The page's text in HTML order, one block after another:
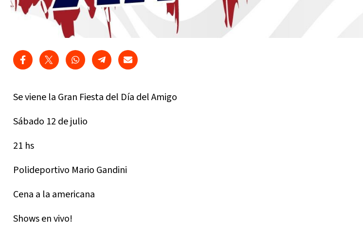
Se viene la Gran Fiesta del Día del Amigo
Sábado 12 de julio
21 hs
Polideportivo Mario Gandini
Cena a la americana
Shows en vivo!